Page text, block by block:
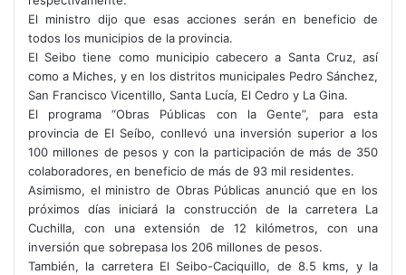
El ministro dijo que esas acciones serán en beneficio de
todos los municipios de la provincia.
El Seibo tiene como municipio cabecero a Santa Cruz, así
como a Miches, y en los distritos municipales Pedro Sánchez,
San Francisco Vicentillo, Santa Lucía, El Cedro y La Gina.
El programa “Obras Públicas con la Gente”, para esta
provincia de El Seíbo, conllevó una inversión superior a los
100 millones de pesos y con la participación de más de 350
colaboradores, en beneficio de más de 93 mil residentes.
Asimismo, el ministro de Obras Públicas anunció que en los
próximos días iniciará la construcción de la carretera La
Cuchilla, con una extensión de 12 kilómetros, con una
inversión que sobrepasa los 206 millones de pesos.
También, la carretera El Seibo-Caciquillo, de 8.5 kms, y la